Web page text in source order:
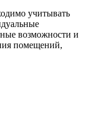
учитывать
возможности и
помещений,